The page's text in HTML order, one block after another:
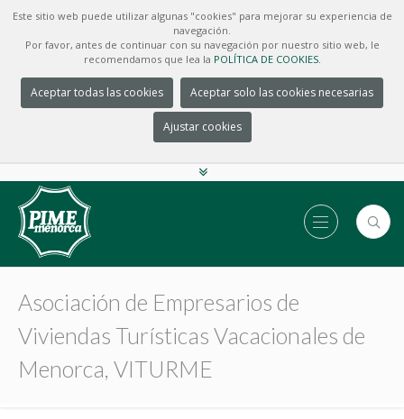
Este sitio web puede utilizar algunas "cookies" para mejorar su experiencia de
navegación.
Por favor, antes de continuar con su navegación por nuestro sitio web, le
recomendamos que lea la POLÍTICA DE COOKIES.
Aceptar todas las cookies Aceptar solo las cookies necesarias
Ajustar cookies
Asociación de Empresarios de
Viviendas Turísticas Vacacionales de
Menorca, VITURME